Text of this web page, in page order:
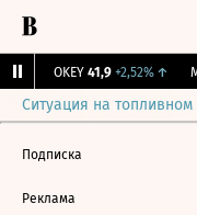
OKEY 41,9 +2,52%↑
Ситуация на
Подписка
Реклама